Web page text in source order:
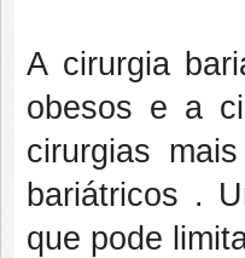
A cirurgia
obesos e a
cirurgias
bariátricos .
que pode